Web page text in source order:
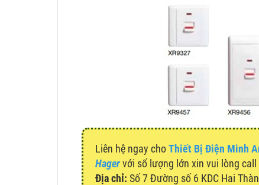
Liên hệ ngay choThiết Bị Điện Minh
Hagervới số lượng lớn xin vui lòng
Địa chỉ: Số 7 Đường số 6 KDC Hai